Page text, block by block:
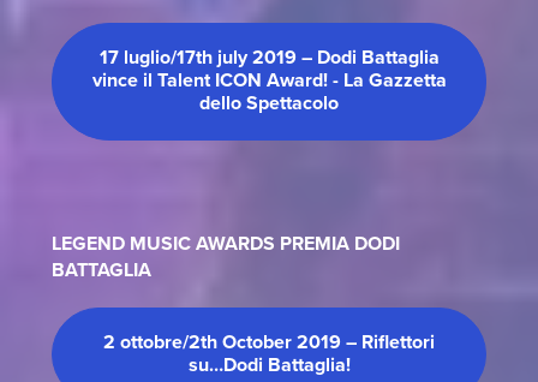
17 luglio/17th july 2019 – Dodi Battaglia
vince il Talent ICON Award! - La Gazzetta
dello Spettacolo
LEGEND MUSIC AWARDS PREMIA DODI
BATTAGLIA
2 ottobre/2th October 2019 – Riflettori
su…Dodi Battaglia!